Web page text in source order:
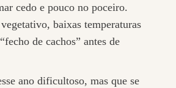
cedo e pouco no poceiro.
baixas temperaturas
de cachos” antes de
ano dificultoso, mas que se